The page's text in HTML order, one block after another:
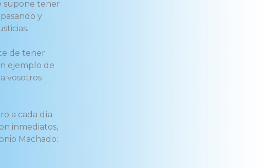
supone tener
y
de tener
ejemplo de
vosotros
a cada día
inmediatos,
Machado: